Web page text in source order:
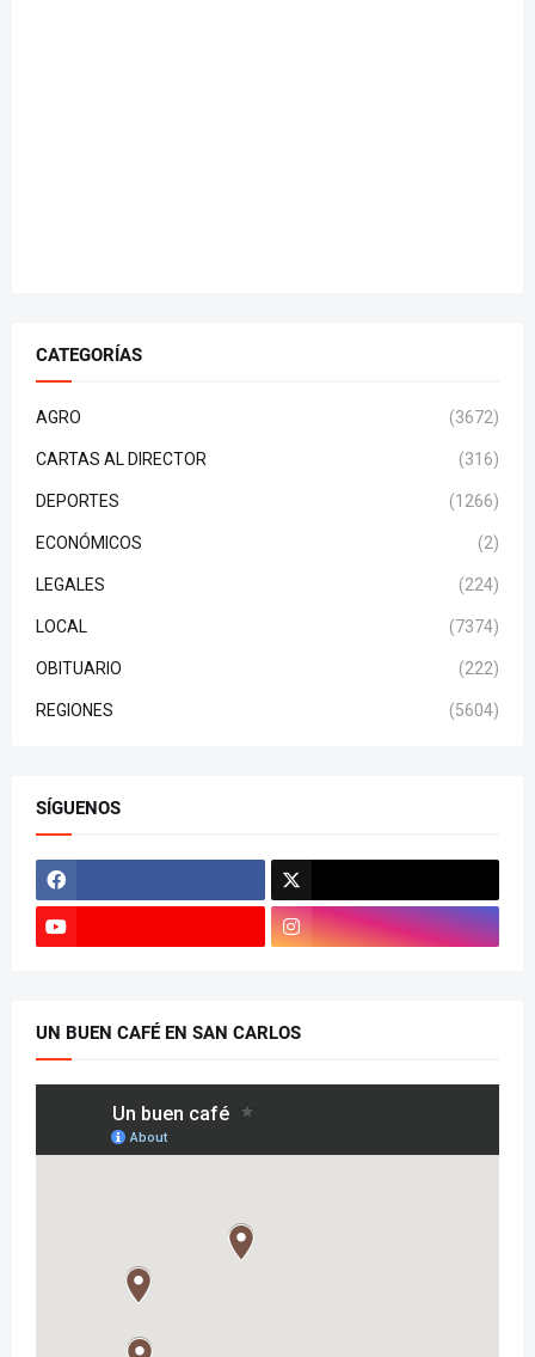
CATEGORÍAS
AGRO (3672)
CARTAS AL DIRECTOR (316)
DEPORTES (1266)
ECONÓMICOS (2)
LEGALES (224)
LOCAL (7374)
OBITUARIO (222)
REGIONES (5604)
SÍGUENOS
UN BUEN CAFÉ EN SAN CARLOS